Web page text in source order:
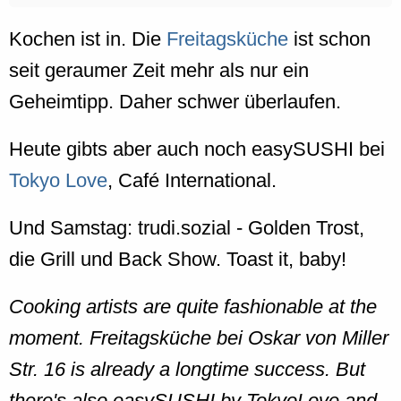
Kochen ist in. Die Freitagsküche ist schon
seit geraumer Zeit mehr als nur ein
Geheimtipp. Daher schwer überlaufen.
Heute gibts aber auch noch easySUSHI bei
Tokyo Love, Café International.
Und Samstag: trudi.sozial - Golden Trost,
die Grill und Back Show. Toast it, baby!
Cooking artists are quite fashionable at the
moment. Freitagsküche bei Oskar von Miller
Str. 16 is already a longtime success. But